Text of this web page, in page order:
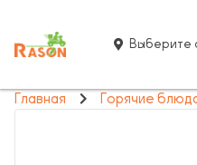
Выберите
Главная Горячие